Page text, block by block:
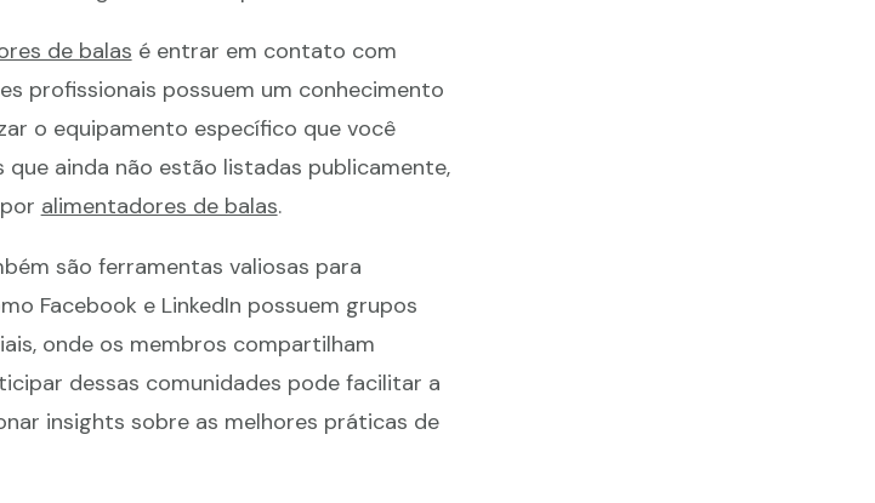
de balas é entrar em contato com
profissionais possuem um conhecimento
o equipamento específico que você
que ainda não estão listadas publicamente,
alimentadores de balas.
são ferramentas valiosas para
Facebook e LinkedIn possuem grupos
onde os membros compartilham
dessas comunidades pode facilitar a
insights sobre as melhores práticas de